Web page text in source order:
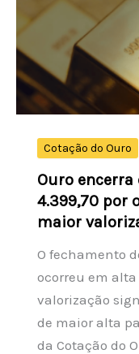
R$
nesta
sexta-
feira
(7)
Cotação do Ouro
Ouro encerra
4.399,70 por
maior
O fechamento
ocorreu em
valorização
de maior alta
da Cotação do